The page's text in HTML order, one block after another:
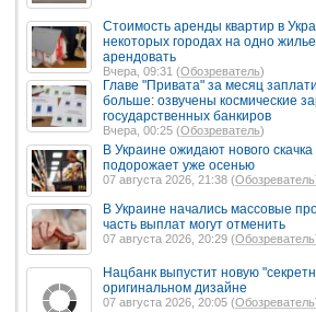
Стоимость аренды квартир в
некоторых городах на одно
арендовать
Вчера, 09:31 (Обозреватель)
Главе "Привата" за месяц
больше: озвучены космические
государственных банкиров
Вчера, 00:25 (Обозреватель)
В Украине ожидают нового
подорожает уже осенью
07 августа 2026, 21:38 (Обозреватель
В Украине начались массовые
часть выплат могут отменить
07 августа 2026, 20:29 (Обозреватель
Нацбанк выпустит новую
оригинальном дизайне
07 августа 2026, 20:05 (Обозреватель